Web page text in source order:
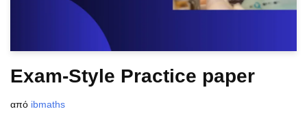
Exam-Style Practice paper
από ibmaths